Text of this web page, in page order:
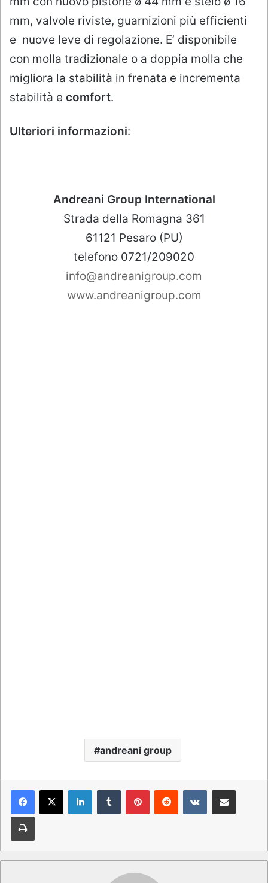
mm, valvole riviste, guarnizioni più efficienti
e nuove leve di regolazione. E’ disponibile
con molla tradizionale o a doppia molla che
migliora la stabilità in frenata e incrementa
stabilità e comfort.
Ulteriori informazioni:
Andreani Group International
Strada della Romagna 361
61121 Pesaro (PU)
telefono 0721/209020
info@andreanigroup.com
www.andreanigroup.com
andreani group